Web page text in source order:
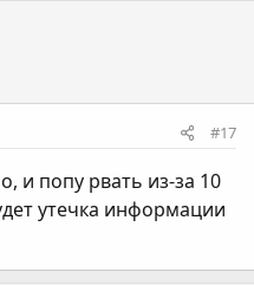
#17
и попу рвать из-за 10
утечка информации